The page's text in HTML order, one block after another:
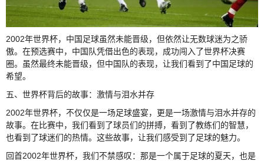
2002年世界杯，中国足球虽然未能晋级，但依然让无数球迷为之骄
傲。在预选赛中，中国队凭借出色的表现，成功闯入了世界杯决赛
圈。虽然最终未能晋级，但中国队的表现，让我们看到了中国足球的
希望。
五、世界杯背后的故事：激情与泪水并存
2002年世界杯，不仅仅是一场足球盛宴，更是一场激情与泪水并存的
故事。在比赛中，我们看到了球员们的拼搏，看到了教练们的智慧，
也看到了球迷们的热情。这些故事，让我们感受到了足球的魅力。
回首2002年世界杯，我们不禁感叹：那是一个属于足球的夏天，也是